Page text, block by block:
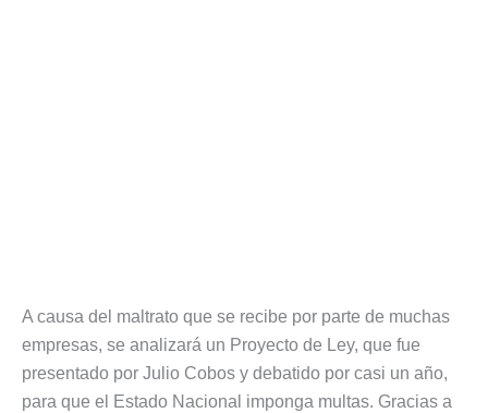
A causa del maltrato que se recibe por parte de muchas
empresas, se analizará un Proyecto de Ley, que fue
presentado por Julio Cobos y debatido por casi un año,
para que el Estado Nacional imponga multas. Gracias a